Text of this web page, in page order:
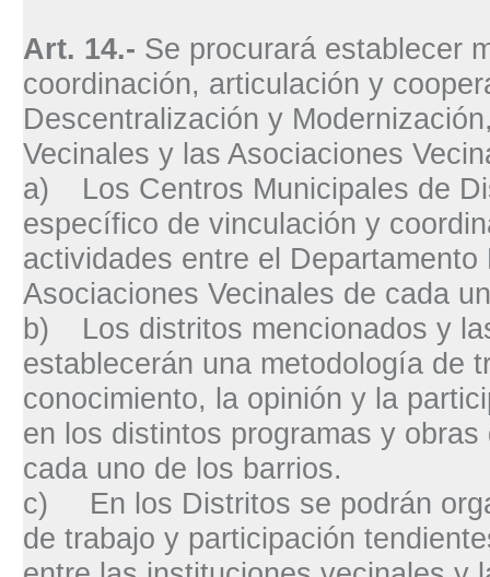
Art. 14.- Se procurará establecer
coordinación, articulación y
Descentralización y
Vecinales y las Asociaciones
a)
Los Centros Municipales de
específico de vinculación y
actividades entre el
Asociaciones Vecinales de cada
b)
Los distritos mencionados y
establecerán una metodología de
conocimiento, la opinión y la
en los distintos programas y
cada uno de los barrios.
c)
En los Distritos se podrán
de trabajo y participación